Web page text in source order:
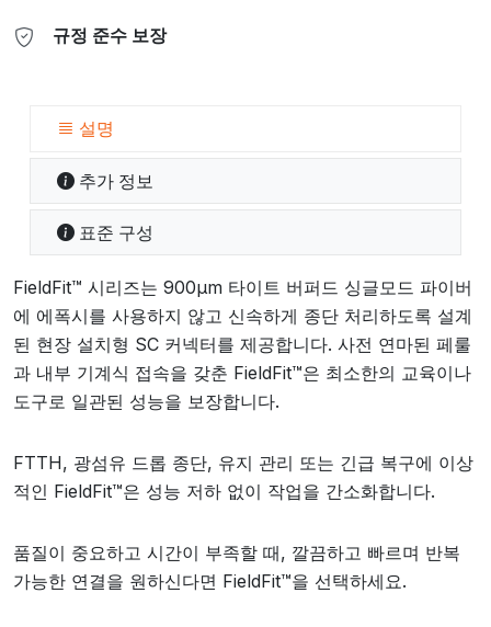
규정 준수 보장
설명
추가 정보
표준 구성
FieldFit™ 시리즈는 900µm 타이트 버퍼드 싱글모드 파이버
에 에폭시를 사용하지 않고 신속하게 종단 처리하도록 설계
된 현장 설치형 SC 커넥터를 제공합니다. 사전 연마된 페룰
과 내부 기계식 접속을 갖춘 FieldFit™은 최소한의 교육이나
도구로 일관된 성능을 보장합니다.
FTTH, 광섬유 드롭 종단, 유지 관리 또는 긴급 복구에 이상
적인 FieldFit™은 성능 저하 없이 작업을 간소화합니다.
품질이 중요하고 시간이 부족할 때, 깔끔하고 빠르며 반복
가능한 연결을 원하신다면 FieldFit™을 선택하세요.